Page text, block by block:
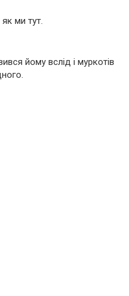
ми тут.
йому вслід і муркотів